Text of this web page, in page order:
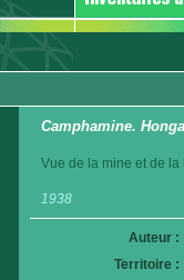
Camphamine.
Vue de la mine et de la
1938
Auteur :
Territoire :